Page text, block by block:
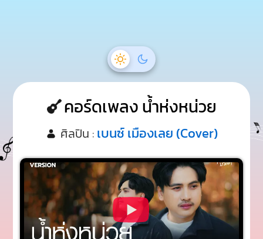
คอร์ดเพลง น้ำห่งหน่วย
ศิลปิน : เบนซ์ เมืองเลย (Cover)